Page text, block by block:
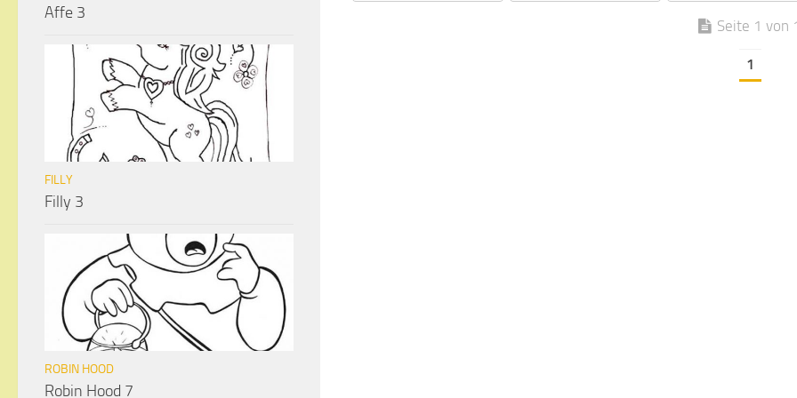
Seite 1 von
1
Affe 3
FILLY
Filly 3
ROBIN HOOD
Robin Hood 7